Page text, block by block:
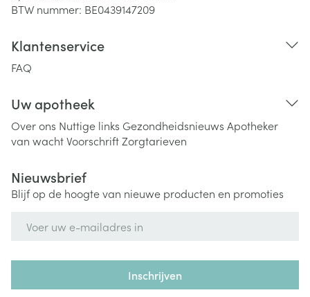
BTW nummer: BE0439147209
Klantenservice
FAQ
Uw apotheek
Over ons Nuttige links Gezondheidsnieuws Apotheker
van wachtVoorschriftZorgtarieven
Nieuwsbrief
Blijf op de hoogte van nieuwe producten en promoties
Inschrijven